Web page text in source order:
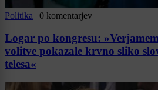
Politika | 0 komentarjev
Logar po kongresu:
volitve pokazale krvno sliko
telesa«